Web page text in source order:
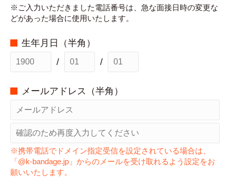
※ご入力いただきました電話番号は、急な面接日時の変更な
どがあった場合に使用いたします。
生年月日（半角）
/
/
メールアドレス（半角）
※携帯電話でドメイン指定受信を設定されている場合は、
「@k-bandage.jp」からのメールを受け取れるよう設定をお
願いいたします。